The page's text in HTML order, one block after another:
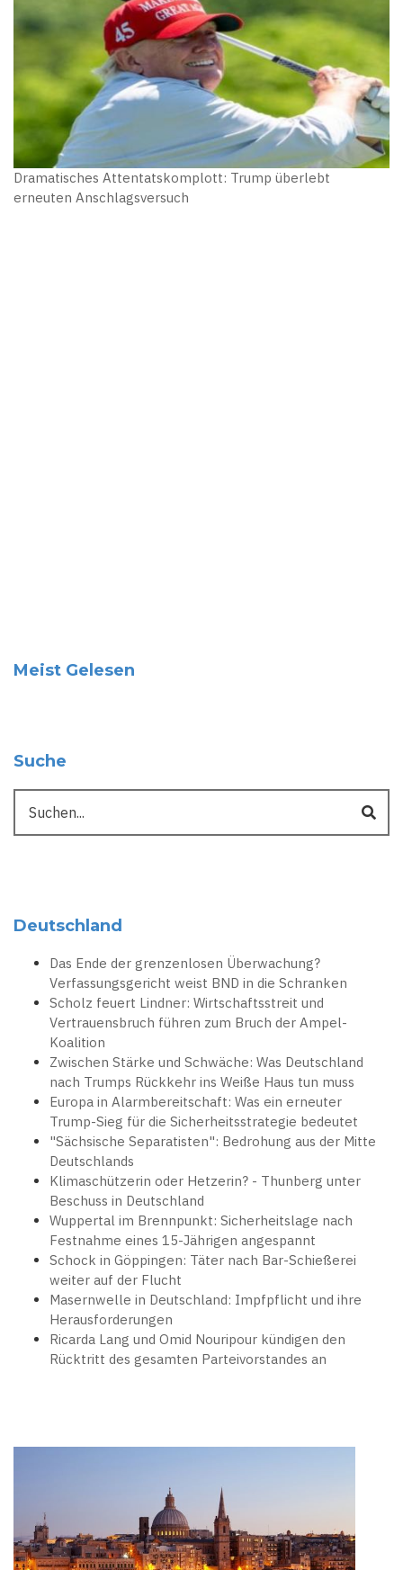
Dramatisches Attentatskomplott: Trump überlebt
erneuten Anschlagsversuch
Meist Gelesen
Suche
Deutschland
Das Ende der grenzenlosen Überwachung?
Verfassungsgericht weist BND in die Schranken
Scholz feuert Lindner: Wirtschaftsstreit und
Vertrauensbruch führen zum Bruch der Ampel-
Koalition
Zwischen Stärke und Schwäche: Was Deutschland
nach Trumps Rückkehr ins Weiße Haus tun muss
Europa in Alarmbereitschaft: Was ein erneuter
Trump-Sieg für die Sicherheitsstrategie bedeutet
"Sächsische Separatisten": Bedrohung aus der Mitte
Deutschlands
Klimaschützerin oder Hetzerin? - Thunberg unter
Beschuss in Deutschland
Wuppertal im Brennpunkt: Sicherheitslage nach
Festnahme eines 15-Jährigen angespannt
Schock in Göppingen: Täter nach Bar-Schießerei
weiter auf der Flucht
Masernwelle in Deutschland: Impfpflicht und ihre
Herausforderungen
Ricarda Lang und Omid Nouripour kündigen den
Rücktritt des gesamten Parteivorstandes an